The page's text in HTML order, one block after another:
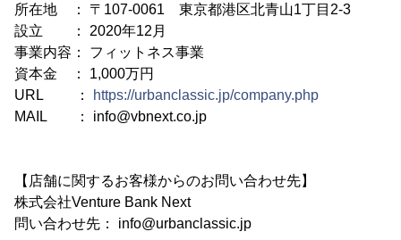
所在地 ： 〒107-0061 東京都港区北青山1丁目2-3
設立 ： 2020年12月
事業内容： フィットネス事業
資本金 ： 1,000万円
URL ：
https://urbanclassic.jp/company.php
MAIL ： info@vbnext.co.jp
【店舗に関するお客様からのお問い合わせ先】
株式会社Venture Bank Next
問い合わせ先： info@urbanclassic.jp